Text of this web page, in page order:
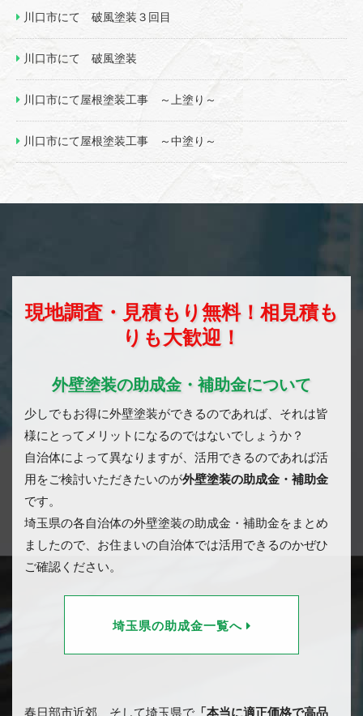
川口市にて 破風塗装３回目
川口市にて 破風塗装
川口市にて屋根塗装工事 ～上塗り～
川口市にて屋根塗装工事 ～中塗り～
現地調査・見積もり無料！相見積も
りも大歓迎！
外壁塗装の助成金・補助金について
少しでもお得に外壁塗装ができるのであれば、それは皆
様にとってメリットになるのではないでしょうか？
自治体によって異なりますが、活用できるのであれば活
用をご検討いただきたいのが外壁塗装の助成金・補助金
です。
埼玉県の各自治体の外壁塗装の助成金・補助金をまとめ
ましたので、お住まいの自治体では活用できるのかぜひ
ご確認ください。
埼玉県の助成金一覧へ
春日部市近郊、そして埼玉県で 「本当に適正価格で高品